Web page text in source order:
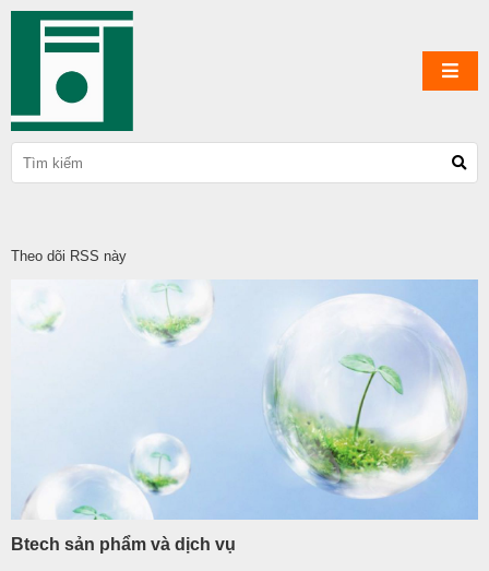
Theo dõi RSS này
Btech sản phẩm và dịch vụ